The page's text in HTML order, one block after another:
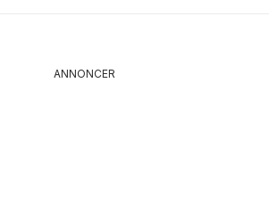
ANNONCER